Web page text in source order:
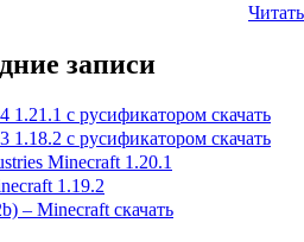
Читать
записи
1.21.1 с русификатором скачать
1.18.2 с русификатором скачать
Minecraft 1.20.1
1.19.2
– Minecraft скачать